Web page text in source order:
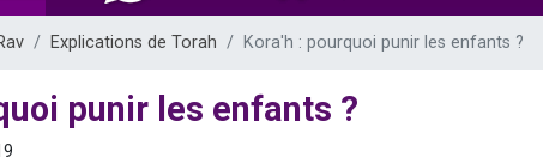
Explications de Torah Kora'h : pourquoi punir les enfants ?
punir les enfants ?